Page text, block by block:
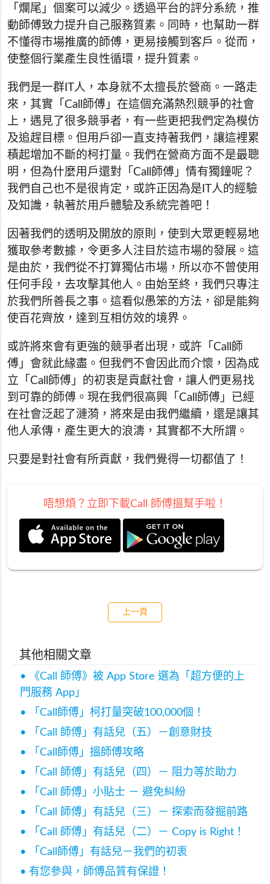
「爛尾」個案可以減少。透過平台的評分系統，推
動師傅致力提升自己服務質素。同時，也幫助一群
不懂得市場推廣的師傅，更易接觸到客戶。從而，
使整個行業產生良性循環，提升質素。
我們是一群IT人，本身就不太擅長於營商。一路走
來，其實「Call師傅」在這個充滿熱烈競爭的社會
上，遇見了很多競爭者，有一些更把我們定為模仿
及追趕目標。但用戶卻一直支持著我們，讓這裡累
積起增加不斷的柯打量。我們在營商方面不是最聰
明，但為什麼用戶還對「Call師傅」情有獨鐘呢？
我們自己也不是很肯定，或許正因為是IT人的經驗
及知識，執著於用戶體驗及系統完善吧！
因著我們的透明及開放的原則，使到大眾更輕易地
獲取參考數據，令更多人注目於這市場的發展。這
是由於，我們從不打算獨佔市場，所以亦不曾使用
任何手段，去攻擊其他人。由始至終，我們只專注
於我們所善長之事。這看似愚笨的方法，卻是能夠
使百花齊放，達到互相仿效的境界。
或許將來會有更強的競爭者出現，或許「Call師
傅」會就此緣盡。但我們不會因此而介懷，因為成
立「Call師傅」的初衷是貢獻社會，讓人們更易找
到可靠的師傅。現在我們很高興「Call師傅」已經
在社會泛起了漣漪，將來是由我們繼續，還是讓其
他人承傳，產生更大的浪濤，其實都不大所謂。
只要是對社會有所貢獻，我們覺得一切都值了！
唔想煩？立即下載Call 師傅搵幫手啦！
上一頁
其他相關文章
• 《Call 師傅》被 App Store 選為「超方便的上
門服務 App」
• 「Call師傅」柯打量突破100,000個！
• 「Call 師傅」有話兒（五）－創意財技
• 「Call師傅」搵師傅攻略
• 「Call 師傅」有話兒（四）－ 阻力等於助力
• 「Call 師傅」小貼士 － 避免糾紛
• 「Call 師傅」有話兒（三）－ 探索而發掘前路
• 「Call 師傅」有話兒（二）－ Copy is Right！
• 「Call師傅」有話兒－我們的初衷
• 有您參與，師傅品質有保證！